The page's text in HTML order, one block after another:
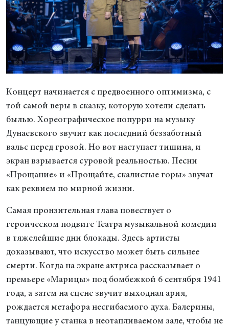
Концерт начинается с предвоенного оптимизма, с
той самой веры в сказку, которую хотели сделать
былью. Хореографическое попурри на музыку
Дунаевского звучит как последний беззаботный
вальс перед грозой. Но вот наступает тишина, и
экран взрывается суровой реальностью. Песни
«Прощание» и «Прощайте, скалистые горы» звучат
как реквием по мирной жизни.
Самая пронзительная глава повествует о
героическом подвиге Театра музыкальной комедии
в тяжелейшие дни блокады. Здесь артисты
доказывают, что искусство может быть сильнее
смерти. Когда на экране актриса рассказывает о
премьере «Марицы» под бомбежкой 6 сентября 1941
года, а затем на сцене звучит выходная ария,
рождается метафора несгибаемого духа. Балерины,
танцующие у станка в неотапливаемом зале, чтобы не